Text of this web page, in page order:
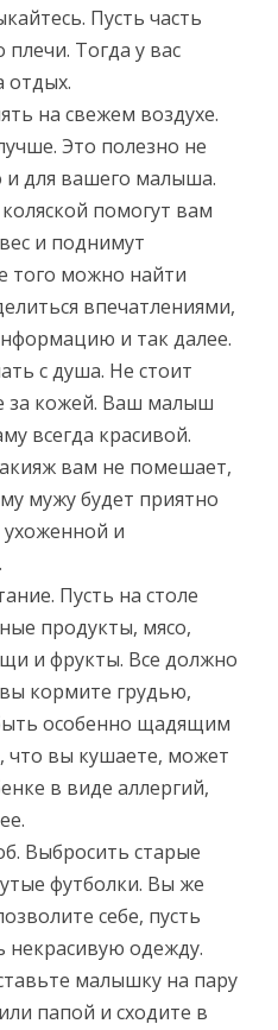
Пусть часть
плечи. Тогда у вас
отдых.
на свежем воздухе.
Это полезно не
и для вашего малыша.
помогут вам
и поднимут
того можно найти
впечатлениями,
и так далее.
с душа. Не стоит
за кожей. Ваш малыш
всегда красивой.
вам не помешает,
мужу будет приятно
ухоженной и
Пусть на столе
продукты, мясо,
и фрукты. Все должно
кормите грудью,
особенно щадящим
что вы кушаете, может
в виде аллергий,
Выбросить старые
футболки. Вы же
себе, пусть
некрасивую одежду.
малышку на пару
папой и сходите в